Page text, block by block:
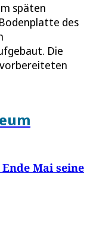
späten
des
Die
Mai seine